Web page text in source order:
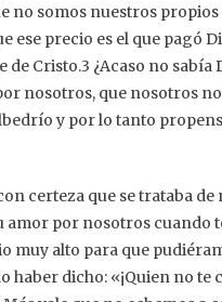
no somos nuestros
ese precio es el que pagó
Cristo.3 ¿Acaso no sabía
nosotros, que nosotros no
y por lo tanto
certeza que se trataba
por nosotros cuando
muy alto para que
dicho: «¡Quien no te